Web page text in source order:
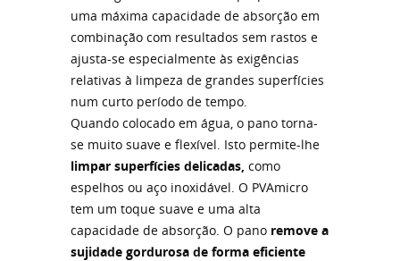
uma máxima capacidade de absorção em
combinação com resultados sem rastos e
ajusta-se especialmente às exigências
relativas à limpeza de grandes superfícies
num curto período de tempo.
Quando colocado em água, o pano torna-
se muito suave e flexível. Isto permite-lhe
limpar superfícies delicadas, como
espelhos ou aço inoxidável. O PVAmicro
tem um toque suave e uma alta
capacidade de absorção. O pano remove a
sujidade gordurosa de forma eficiente